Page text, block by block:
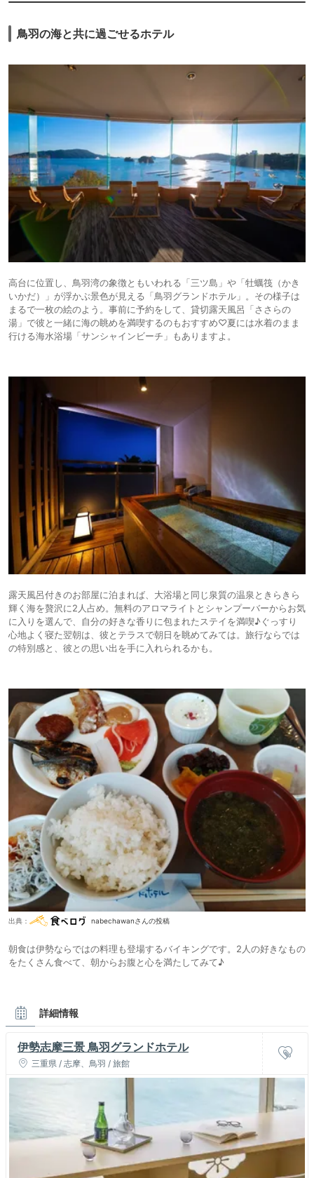
料理がおいしかったですが、同じくらいの金額を支払うのであれば私は鳥
鳥羽の海と共に過ごせるホテル
高台に位置し、鳥羽湾の象徴ともいわれる「三ツ島」や「牡蠣筏（かき
いかだ）」が浮かぶ景色が見える「鳥羽グランドホテル」。その様子は
まるで一枚の絵のよう。事前に予約をして、貸切露天風呂「ささらの
湯」で彼と一緒に海の眺めを満喫するのもおすすめ♡夏には水着のまま
行ける海水浴場「サンシャインビーチ」もありますよ。
露天風呂付きのお部屋に泊まれば、大浴場と同じ泉質の温泉ときらきら
輝く海を贅沢に2人占め。無料のアロマライトとシャンプーバーからお気
に入りを選んで、自分の好きな香りに包まれたステイを満喫♪ぐっすり
心地よく寝た翌朝は、彼とテラスで朝日を眺めてみては。旅行ならでは
の特別感と、彼との思い出を手に入れられるかも。
出典： nabechawanさんの投稿
朝食は伊勢ならではの料理も登場するバイキングです。2人の好きなもの
をたくさん食べて、朝からお腹と心を満たしてみて♪
詳細情報
伊勢志摩三景 鳥羽グランドホテル
三重県 / 志摩、鳥羽 / 旅館